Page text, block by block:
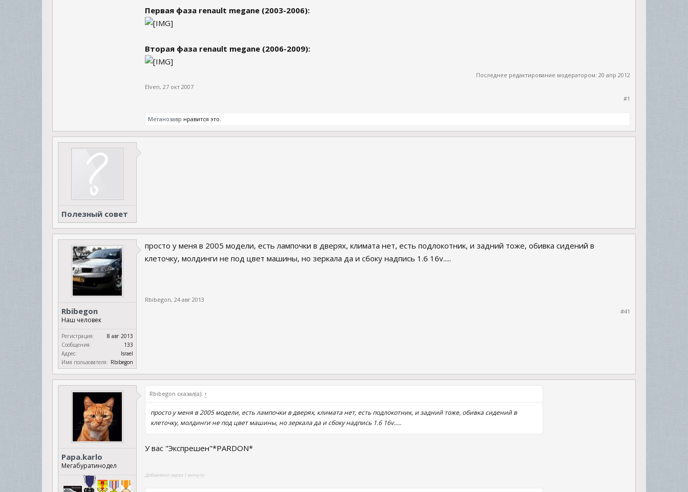
Первая фаза renault megane (2003-2006):
Вторая фаза renault megane (2006-2009):
Последнее редактирование модератором: 20 апр 2012
Elven, 27 окт 2007
#1
Меганозавр нравится это.
Полезный совет
Rbibegon
Наш человек
Регистрация:
8 авг 2013
Сообщения:
133
Адрес:
Israel
Имя пользователя: Rbibegon
просто у меня в 2005 модели, есть лампочки в дверях, климата нет, есть подлокотник, и задний тоже, обивка сидений в
клеточку, молдинги не под цвет машины, но зеркала да и сбоку надпись 1.6 16v.....
Rbibegon, 24 авг 2013
#41
Papa.karlo
Мегабуратинодел
Rbibegon сказал(а): ↑
просто у меня в 2005 модели, есть лампочки в дверях, климата нет, есть подлокотник, и задний тоже, обивка сидений в
клеточку, молдинги не под цвет машины, но зеркала да и сбоку надпись 1.6 16v.....
У вас "Экспрешен"*PARDON*
Добавлено через 1 минуту